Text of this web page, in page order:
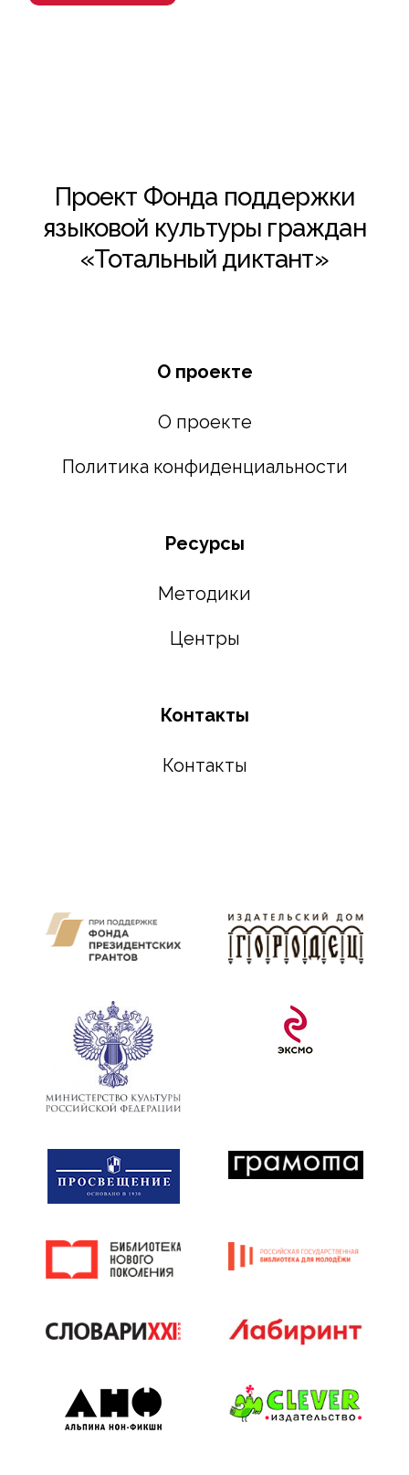
Проект Фонда поддержки
языковой культуры граждан
«Тотальный диктант»
О проекте
О проекте
Политика конфиденциальности
Ресурсы
Методики
Центры
Контакты
Контакты